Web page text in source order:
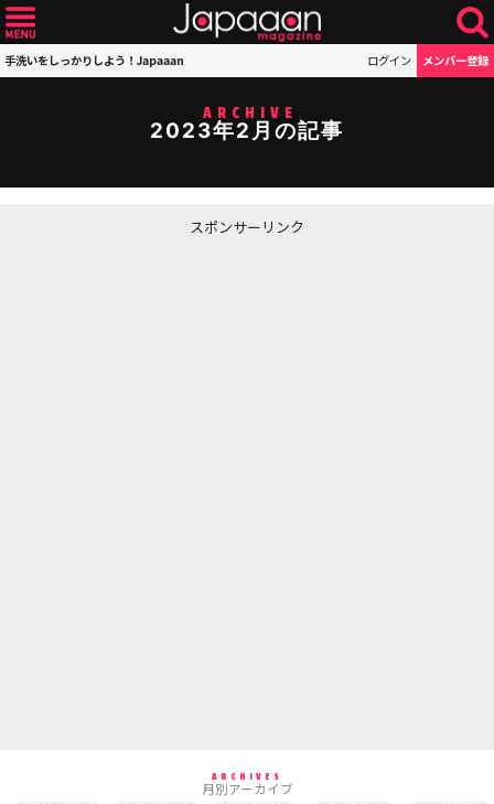
手洗いをしっかりしよう！Japaaan ログイン メンバー登録
ARCHIVE
2023年2月の記事
スポンサーリンク
ARCHIVES
月別アーカイブ